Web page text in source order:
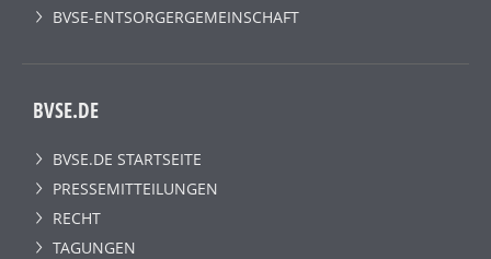
BVSE-ENTSORGERGEMEINSCHAFT
BVSE.DE
BVSE.DE STARTSEITE
PRESSEMITTEILUNGEN
RECHT
TAGUNGEN